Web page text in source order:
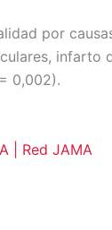
por
= 0,002).
| Red JAMA